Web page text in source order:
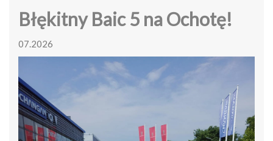
Błękitny Baic 5 na Ochotę!
07.2026